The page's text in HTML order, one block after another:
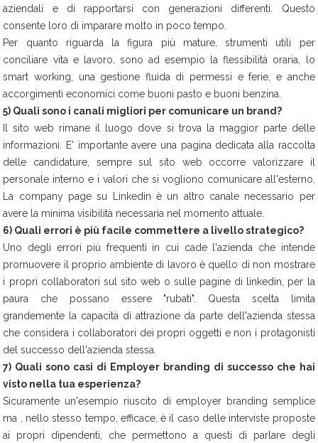
aziendali e di rapportarsi con generazioni differenti. Questo
consente loro di imparare molto in poco tempo.
Per quanto riguarda la figura più mature, strumenti utili per
conciliare vita e lavoro, sono ad esempio la flessibilità oraria, lo
smart working, una gestione fluida di permessi e ferie, e anche
accorgimenti economici come buoni pasto e buoni benzina.
5) Quali sono i canali migliori per comunicare un brand?
Il sito web rimane il luogo dove si trova la maggior parte delle
informazioni. E' importante avere una pagina dedicata alla raccolta
delle candidature, sempre sul sito web occorre valorizzare il
personale interno e i valori che si vogliono comunicare all'esterno.
La company page su Linkedin è un altro canale necessario per
avere la minima visibilità necessaria nel momento attuale.
6) Quali errori è più facile commettere a livello strategico?
Uno degli errori più frequenti in cui cade l'azienda che intende
promuovere il proprio ambiente di lavoro è quello di non mostrare
i propri collaboratori sul sito web o sulle pagine di linkedin, per la
paura che possano essere "rubati". Questa scelta limita
grandemente la capacità di attrazione da parte dell'azienda stessa
che considera i collaboratori dei propri oggetti e non i protagonisti
del successo dell'azienda stessa.
7) Quali sono casi di Employer branding di successo che hai
visto nella tua esperienza?
Sicuramente un'esempio riuscito di employer branding semplice
ma , nello stesso tempo, efficace, è il caso delle interviste proposte
ai propri dipendenti, che permettono a questi di parlare degli